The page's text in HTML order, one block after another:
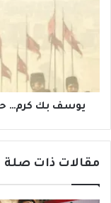
أن
يُصبِحَيوسف بك كرم…
مقالات ذات صلة